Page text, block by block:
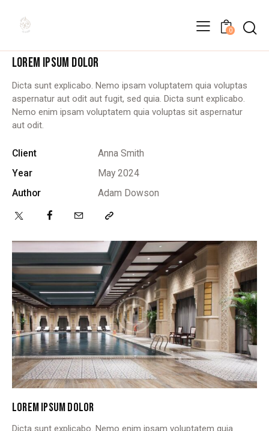
0
FAMILY POOL
LOREM IPSUM DOLOR
Dicta sunt explicabo. Nemo enim ipsam voluptatem quia
LOREM IPSUM DOLOR
Dicta sunt explicabo. Nemo ipsam voluptatem quia voluptas
aspernatur aut odit aut fugit, sed quia. Dicta sunt explicabo.
Nemo enim ipsam voluptatem quia voluptas sit aspernatur
aut odit.
Client
Anna Smith
Year
May 2024
Author
Adam Dowson